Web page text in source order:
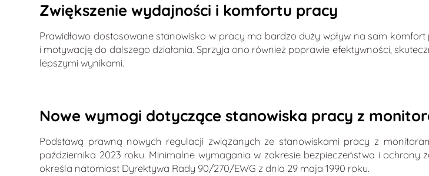
Zwiększenie wydajności i komfortu pracy
Prawidłowo dostosowane stanowisko w pracy ma bardzo duży wpływ na sam
i motywację do dalszego działania. Sprzyja ono również poprawie efektywności,
lepszymi wynikami.
Nowe wymogi dotyczące stanowiska pracy z
Podstawą prawną nowych regulacji związanych ze stanowiskami pracy z
października 2023 roku. Minimalne wymagania w zakresie bezpieczeństwa i
określa natomiast Dyrektywa Rady 90/270/EWG z dnia 29 maja 1990 roku.